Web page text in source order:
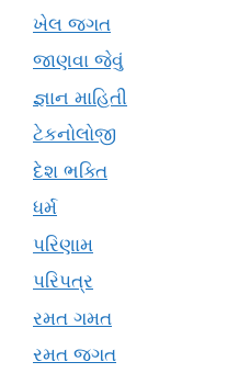
ખેલ જગત
જાણવા જેવું
જ્ઞાન માહિતી
ટેકનોલોજી
દેશ ભક્તિ
ધર્મ
પરિણામ
પરિપત્ર
રમત ગમત
રમત જગત